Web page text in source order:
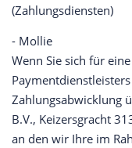
(Zahlungsdiensten)
- Mollie
Wenn Sie sich für
Zahlungsabwicklung
B.V., Keizersgracht
an den wir Ihre im